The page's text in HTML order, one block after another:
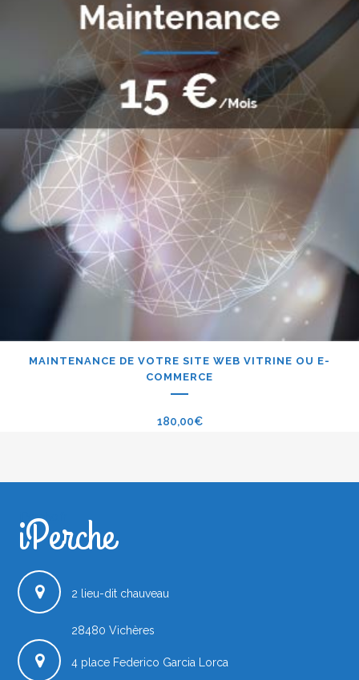
MAINTENANCE DE VOTRE SITE WEB VITRINE OU E-
COMMERCE
180,00€
iPerche.fr
iPerche
2 lieu-dit chauveau
28480 Vichères
4 place Federico Garcia Lorca